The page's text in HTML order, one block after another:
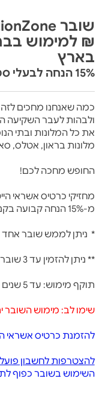
₪ למימוש
בארץ
15% הנחה לבעלי סטטוס PRO²
כמה שאנחנו מחכים
ולבהות לעבר השקיעה
את כל המלונות ובתי
מלונות בראון, אטלס,
החופש מחכה לכם!
מ-15% הנחה קבועה בקניית השובר!
* ניתן לממש שובר אחד
** ניתן להזמין עד 3 שוברים בחודש קלנדרי.
תוקף מימוש: עד 5 שנים מיום רכישת השובר.
שימו לב: מימוש השובר
להזמנת כרטיס אשראי
להצטרפות לחשבון
השימוש בשובר כפוף